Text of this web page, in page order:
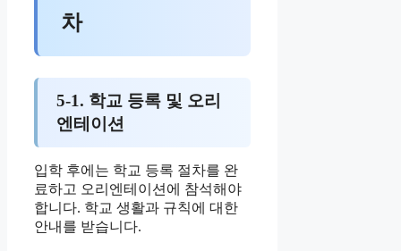
차
5-1. 학교 등록 및 오리
엔테이션
입학 후에는 학교 등록 절차를 완
료하고 오리엔테이션에 참석해야
합니다. 학교 생활과 규칙에 대한
안내를 받습니다.